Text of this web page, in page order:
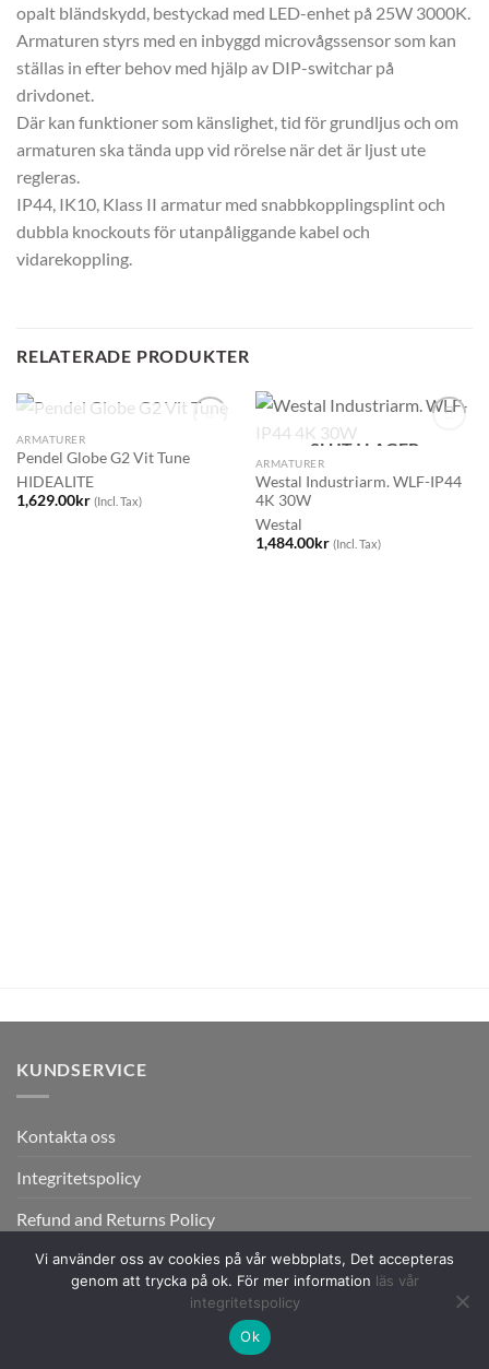
opalt bländskydd, bestyckad med LED-enhet på 25W 3000K.
Armaturen styrs med en inbyggd microvågssensor som kan
ställas in efter behov med hjälp av DIP-switchar på
drivdonet.
Där kan funktioner som känslighet, tid för grundljus och om
armaturen ska tända upp vid rörelse när det är ljust ute
regleras.
IP44, IK10, Klass II armatur med snabbkopplingsplint och
dubbla knockouts för utanpåliggande kabel och
vidarekoppling.
RELATERADE PRODUKTER
SLUT I LAGER
ARMATURER
Pendel Globe G2 Vit Tune
HIDEALITE
1,629.00kr (Incl. Tax)
SLUT I LAGER
ARMATURER
Westal Industriarm. WLF-IP44
4K 30W
Westal
1,484.00kr (Incl. Tax)
KUNDSERVICE
Kontakta oss
Integritetspolicy
Refund and Returns Policy
Copyright 2026 ©Flatsome Theme.
Vi använder oss av cookies på vår webbplats, Det accepteras
genom att trycka på ok. För mer information läs vår
integritetspolicy
Ok